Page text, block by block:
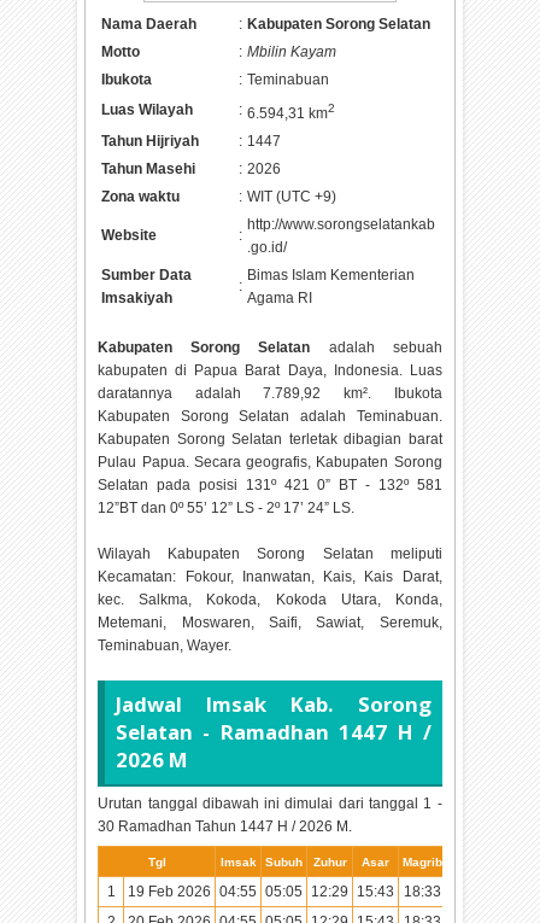
Nama Daerah : Kabupaten Sorong Selatan
Motto
: Mbilin Kayam
Ibukota
: Teminabuan
Luas Wilayah
: 6.594,31 km2
Tahun Hijriyah : 1447
Tahun Masehi
: 2026
Zona waktu
: WIT (UTC +9)
Website :
http://www.sorongselatankab
.go.id/
Sumber Data
Imsakiyah
:
Bimas Islam Kementerian
Agama RI
Kabupaten Sorong Selatan adalah sebuah
kabupaten di Papua Barat Daya, Indonesia. Luas
daratannya adalah 7.789,92 km². Ibukota
Kabupaten Sorong Selatan adalah Teminabuan.
Kabupaten Sorong Selatan terletak dibagian barat
Pulau Papua. Secara geografis, Kabupaten Sorong
Selatan pada posisi 131º 421 0” BT - 132º 581
12”BT dan 0º 55’ 12” LS - 2º 17’ 24” LS.
Wilayah Kabupaten Sorong Selatan meliputi
Kecamatan: Fokour, Inanwatan, Kais, Kais Darat,
kec. Salkma, Kokoda, Kokoda Utara, Konda,
Metemani, Moswaren, Saifi, Sawiat, Seremuk,
Teminabuan, Wayer.
Jadwal Imsak Kab. Sorong
Selatan - Ramadhan1447 H /
2026 M
Urutan tanggal dibawah ini dimulai dari tanggal 1 -
30 Ramadhan Tahun 1447 H / 2026 M.
Tgl Imsak Subuh Zuhur Asar Magrib Isya
1 19 Feb 2026 04:55 05:05 12:29 15:43 18:33
19:42